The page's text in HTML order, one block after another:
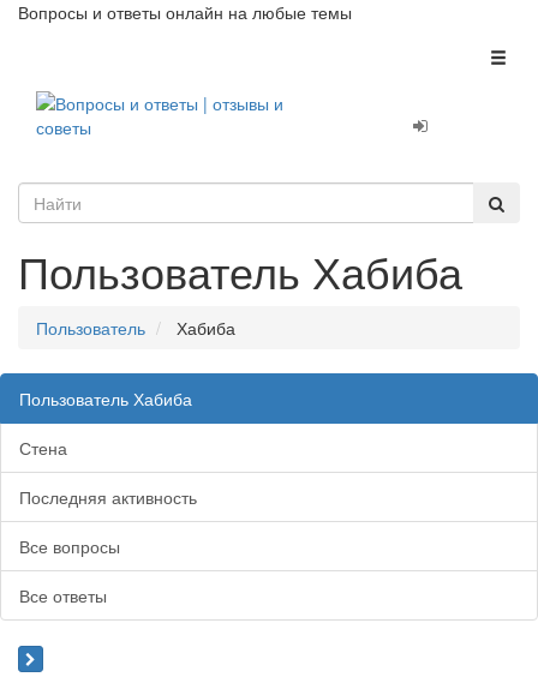
Вопросы и ответы онлайн на любые темы
Пользователь Хабиба
Пользователь Хабиба
Пользователь Хабиба
Стена
Последняя активность
Все вопросы
Все ответы